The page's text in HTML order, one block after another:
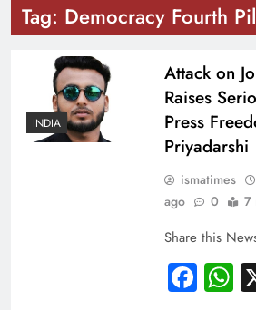
Tag: Democracy Fourth
INDIA
Attack on
Raises
Press
Priyadarshi
ismatimes
ago
0 7
Share this